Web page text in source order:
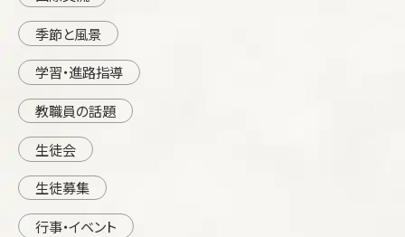
季節と風景
学習・進路指導
教職員の話題
生徒会
生徒募集
行事・イベント